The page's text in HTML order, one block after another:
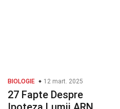
BIOLOGIE 12 mart. 2025
27 Fapte Despre